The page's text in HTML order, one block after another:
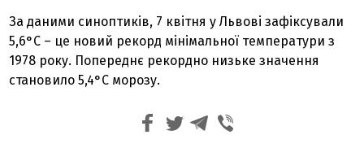
За даними синоптиків, 7 квітня у Львові зафіксували
5,6°С – це новий рекорд мінімальної температури з
1978 року. Попереднє рекордно низьке значення
становило 5,4°С морозу.